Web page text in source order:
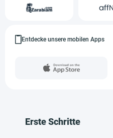
Entdecke unsere mobilen Apps
Erste Schritte